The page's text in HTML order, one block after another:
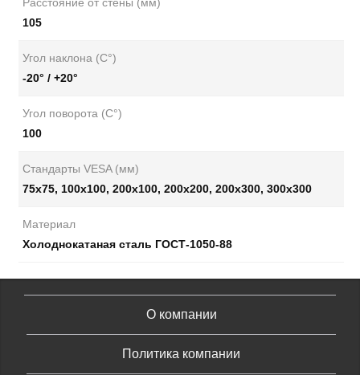
105
Угол наклона (С°)
-20° / +20°
Угол поворота (С°)
100
Стандарты VESA (мм)
75x75, 100x100, 200x100, 200х200, 200х300, 300х300
Материал
Холоднокатаная сталь ГОСТ-1050-88
О компании
Политика компании